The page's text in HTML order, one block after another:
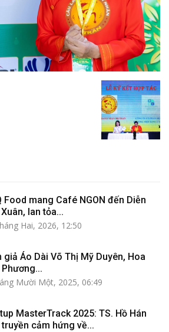
Food mang Café NGON đến Diễn
lan tỏa...
Hai, 2026, 12:50
giả Áo Dài Võ Thị Mỹ Duyên, Hoa
Phương...
Mười Một, 2025, 06:49
MasterTrack 2025: TS. Hồ Hán
truyền cảm hứng về...